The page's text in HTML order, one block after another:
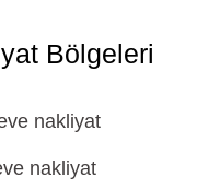
Bölgeleri
nakliyat
nakliyat